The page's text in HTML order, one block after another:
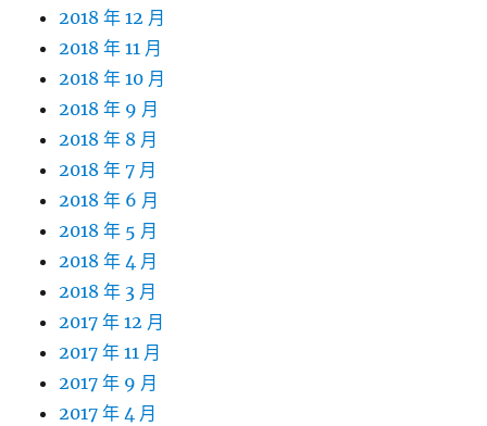
2018 年 12 月
2018 年 11 月
2018 年 10 月
2018 年 9 月
2018 年 8 月
2018 年 7 月
2018 年 6 月
2018 年 5 月
2018 年 4 月
2018 年 3 月
2017 年 12 月
2017 年 11 月
2017 年 9 月
2017 年 4 月